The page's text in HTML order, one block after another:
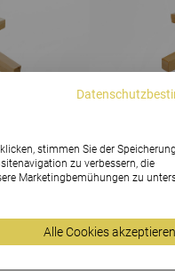
ALLE BILDER ANZEIGEN
stimmen Sie der
zu verbessern, die
Marketingbemühungen zu
Alle Cookies akzeptieren